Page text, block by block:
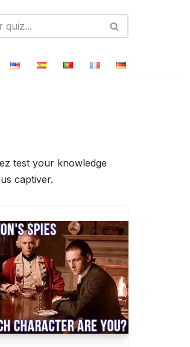
test your knowledge
captiver.